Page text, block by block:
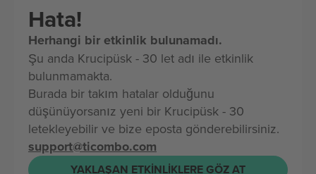
Hata!
Herhangi bir etkinlik bulunamadı.
Şu anda Krucipüsk - 30 let adı ile etkinlik
bulunmamakta.
Burada bir takım hatalar olduğunu
düşünüyorsanız yeni bir Krucipüsk - 30
letekleyebilir ve bize eposta gönderebilirsiniz.
support@ticombo.com
YAKLAŞAN ETKINLIKLERE GÖZ AT